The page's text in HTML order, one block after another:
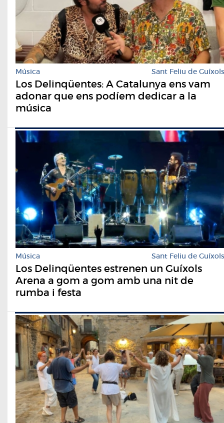
Música Sant Feliu de Guíxols
Los Delinqüentes: A Catalunya ens vam
adonar que ens podíem dedicar a la
música
Música Sant Feliu de Guíxols
Los Delinqüentes estrenen un Guíxols
Arena a gom a gom amb una nit de
rumba i festa